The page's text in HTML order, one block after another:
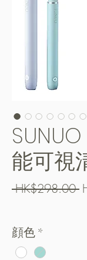
能可視
HK$298.00
顔色 *